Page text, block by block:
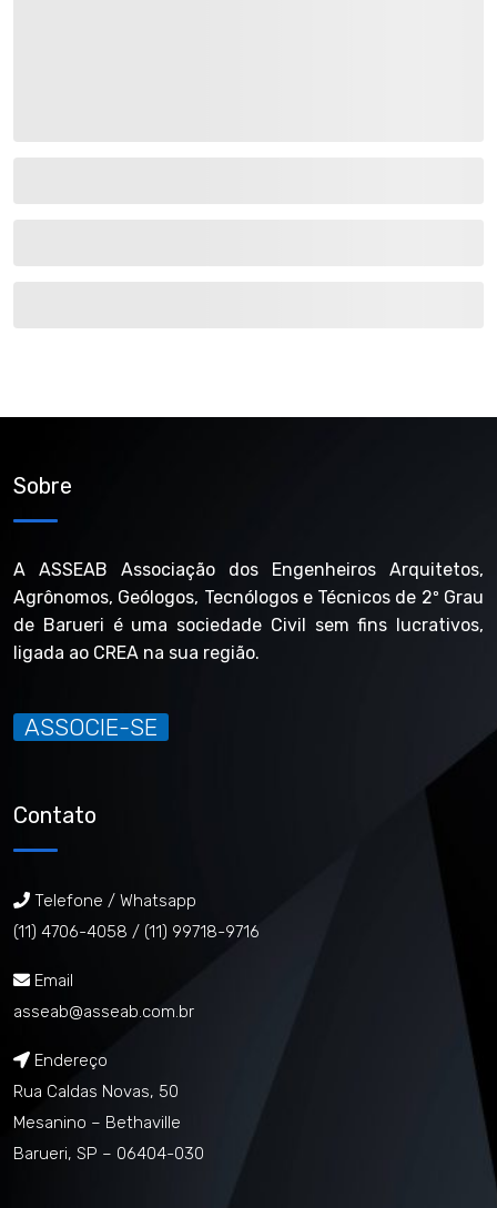
Sobre
A ASSEAB Associação dos Engenheiros Arquitetos,
Agrônomos, Geólogos, Tecnólogos e Técnicos de 2º Grau
de Barueri é uma sociedade Civil sem fins lucrativos,
ligada ao CREA na sua região.
ASSOCIE-SE
Contato
Telefone / Whatsapp
(11) 4706-4058 / (11) 99718-9716
Email
asseab@asseab.com.br
Endereço
Rua Caldas Novas, 50
Mesanino – Bethaville
Barueri, SP – 06404-030